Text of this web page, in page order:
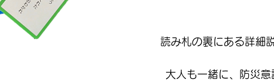
読み札の裏にある詳細
大人も一緒に、防災意